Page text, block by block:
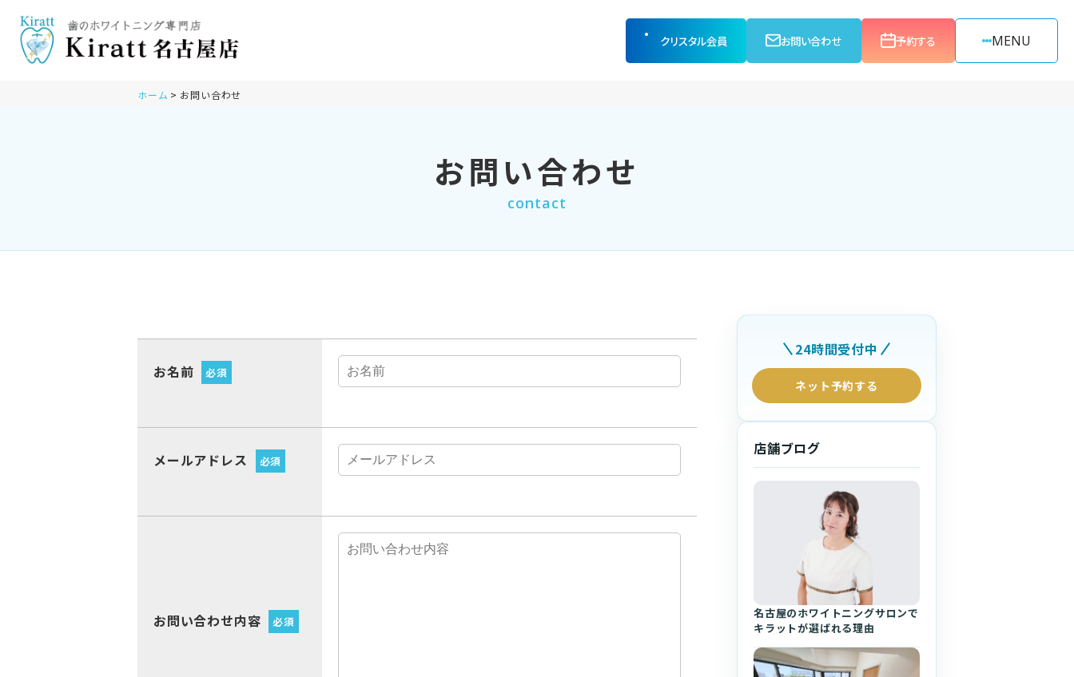
クリスタル会員 お問い合わせ 予約する MENU
ホーム お問い合わせ
お問い合わせ
contact
お名前 必須
メールアドレス 必須
お問い合わせ内容 必須
24時間受付中
ネット予約する
店舗ブログ
名古屋のホワイトニングサロンで
キラットが選ばれる理由